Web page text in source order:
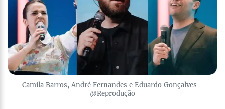
Camila Barros, André Fernandes e Eduardo Gonçalves -
@Reprodução